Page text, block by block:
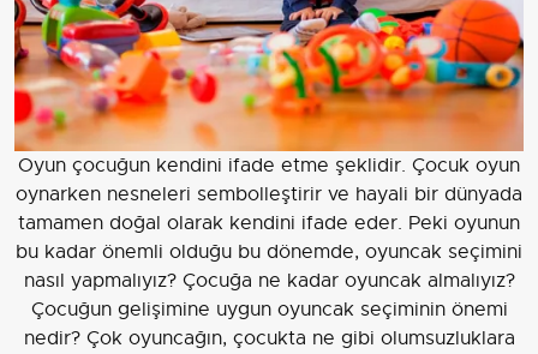
Oyun çocuğun kendini ifade etme şeklidir. Çocuk oyun
oynarken nesneleri sembolleştirir ve hayali bir dünyada
tamamen doğal olarak kendini ifade eder. Peki oyunun
bu kadar önemli olduğu bu dönemde, oyuncak seçimini
nasıl yapmalıyız? Çocuğa ne kadar oyuncak almalıyız?
Çocuğun gelişimine uygun oyuncak seçiminin önemi
nedir? Çok oyuncağın, çocukta ne gibi olumsuzluklara